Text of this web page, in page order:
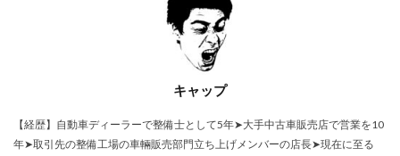
キャップ
【経歴】自動車ディーラーで整備士として5年➤大手中古車販売店で営業を10
年➤取引先の整備工場の車輛販売部門立ち上げメンバーの店長➤現在に至る